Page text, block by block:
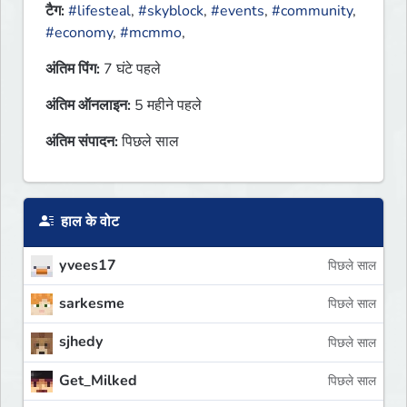
टैग:#lifesteal, #skyblock, #events, #community,
#economy, #mcmmo,
अंतिम पिंग: 7 घंटे पहले
अंतिम ऑनलाइन: 5 महीने पहले
अंतिम संपादन:पिछले साल
हाल के वोट
yvees17 पिछले साल
sarkesme पिछले साल
sjhedy पिछले साल
Get_Milked पिछले साल